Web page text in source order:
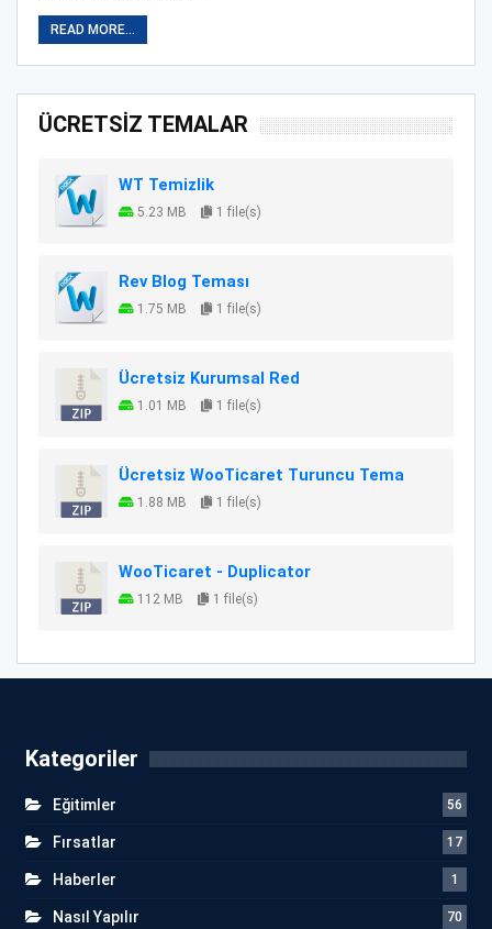
READ MORE...
ÜCRETSİZ TEMALAR
WT Temizlik
5.23 MB 1 file(s)
Rev Blog Teması
1.75 MB 1 file(s)
Ücretsiz Kurumsal Red
1.01 MB 1 file(s)
Ücretsiz WooTicaret Turuncu Tema
1.88 MB 1 file(s)
WooTicaret - Duplicator
112 MB 1 file(s)
Kategoriler
Eğitimler 56
Fırsatlar 17
Haberler 1
Nasıl Yapılır 70